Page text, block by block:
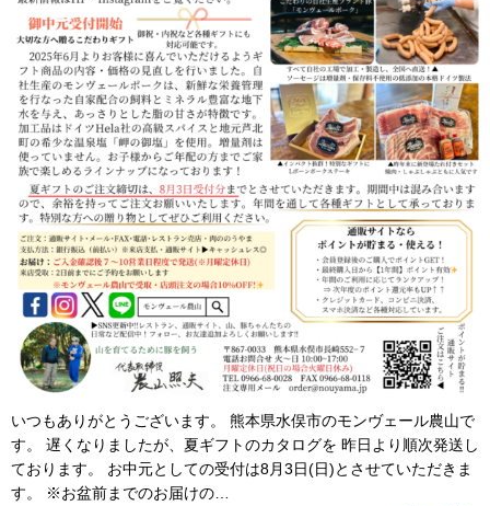
いつもありがとうございます。 熊本県水俣市のモンヴェール農山で
す。 遅くなりましたが、夏ギフトのカタログを 昨日より順次発送し
ております。 お中元としての受付は8月3日(日)とさせていただきま
す。 ※お盆前までのお届けの…